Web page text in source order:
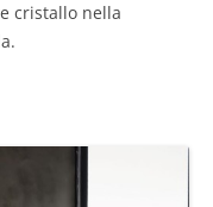
cristallo nella